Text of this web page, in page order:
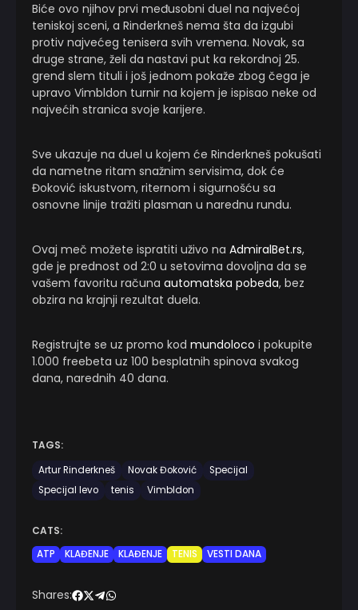
Biće ovo njihov prvi međusobni duel na najvećoj
teniskoj sceni, a Rinderkneš nema šta da izgubi
protiv najvećeg tenisera svih vremena. Novak, sa
druge strane, želi da nastavi put ka rekordnoj 25.
grend slem tituli i još jednom pokaže zbog čega je
upravo Vimbldon turnir na kojem je ispisao neke od
najvećih stranica svoje karijere.
Sve ukazuje na duel u kojem će Rinderkneš pokušati
da nametne ritam snažnim servisima, dok će
Đoković iskustvom, riternom i sigurnošću sa
osnovne linije tražiti plasman u narednu rundu.
Ovaj meč možete ispratiti uživo na AdmiralBet.rs,
gde je prednost od 2:0 u setovima dovoljna da se
vašem favoritu računa automatska pobeda, bez
obzira na krajnji rezultat duela.
Registrujte se uz promo kod mundoloco i pokupite
1.000 freebeta uz 100 besplatnih spinova svakog
dana, narednih 40 dana.
TAGS:
Artur Rinderkneš
Novak Đoković
Specijal
Specijal levo
tenis Vimbldon
CATS:
ATP
KLAĐENJE KLAĐENJE TENIS VESTI DANA
Shares: